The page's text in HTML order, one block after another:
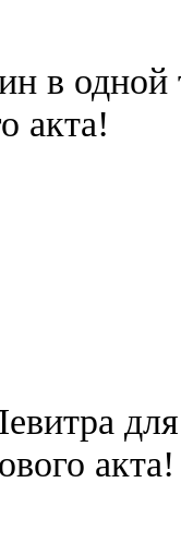
в одной
акта!
акта!